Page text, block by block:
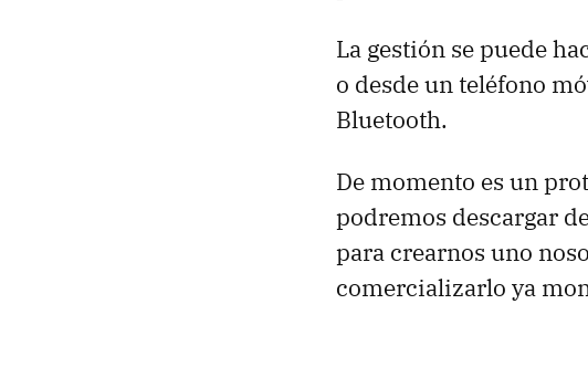
La gestión se puede
o desde un teléfono
Bluetooth.
De momento es un
podremos descargar
para crearnos uno
comercializarlo ya